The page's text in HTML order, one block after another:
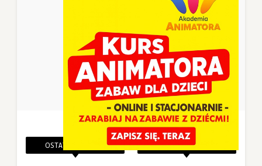
OSTATNIE PINEZKI POWIĄZANE PINEZKI